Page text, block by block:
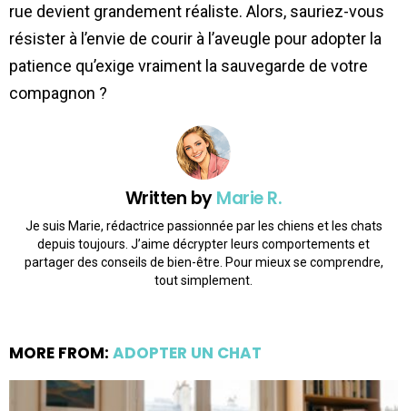
rue devient grandement réaliste. Alors, sauriez-vous
résister à l’envie de courir à l’aveugle pour adopter la
patience qu’exige vraiment la sauvegarde de votre
compagnon ?
Written byMarie R.
Je suis Marie, rédactrice passionnée par les chiens et les chats
depuis toujours. J’aime décrypter leurs comportements et
partager des conseils de bien-être. Pour mieux se comprendre,
tout simplement.
MORE FROM: ADOPTER UN CHAT